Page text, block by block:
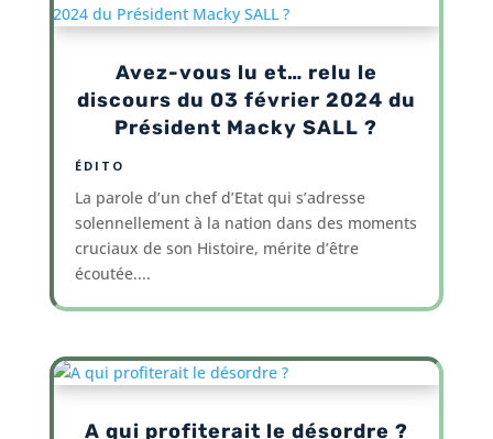
Avez-vous lu et… relu le
discours du 03 février 2024 du
Président Macky SALL ?
ÉDITO
La parole d’un chef d’Etat qui s’adresse
solennellement à la nation dans des moments
cruciaux de son Histoire, mérite d’être
écoutée....
A qui profiterait le désordre ?